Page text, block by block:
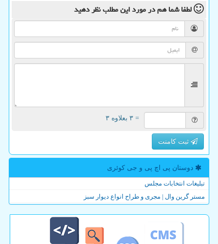
لطفا شما همدر مورد این مطلبنظر دهید
= ۳ بعلاوه ۳
ثبت کامنت
دوستان پی اچ پی و جی كوئری
تبلیغات انتخابات مجلس
مستر گرین وال | مجری و طراح انواع دیوار سبز